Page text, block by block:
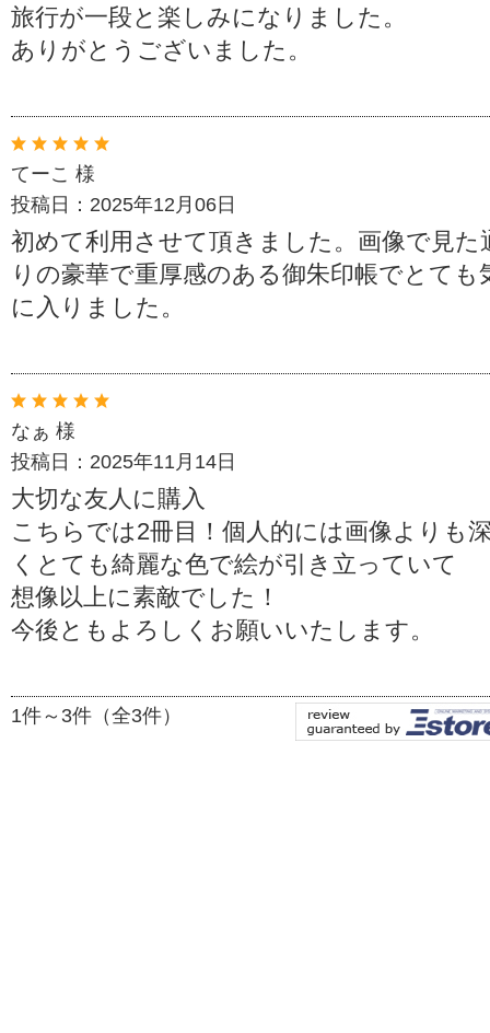
旅行が一段と楽しみになりました。
ありがとうございました。
てーこ 様
投稿日：2025年12月06日
初めて利用させて頂きました。画像で見た
りの豪華で重厚感のある御朱印帳でとても
に入りました。
なぁ 様
投稿日：2025年11月14日
大切な友人に購入
こちらでは2冊目！個人的には画像よりも
くとても綺麗な色で絵が引き立っていて
想像以上に素敵でした！
今後ともよろしくお願いいたします。
1件～3件（全3件）